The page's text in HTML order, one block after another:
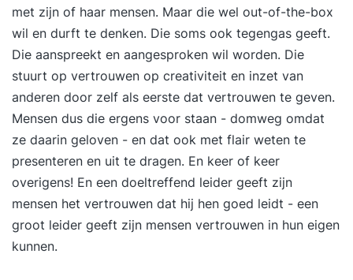
met zijn of haar mensen. Maar die wel out-of-the-box
wil en durft te denken. Die soms ook tegengas geeft.
Die aanspreekt en aangesproken wil worden. Die
stuurt op vertrouwen op creativiteit en inzet van
anderen door zelf als eerste dat vertrouwen te geven.
Mensen dus die ergens voor staan - domweg omdat
ze daarin geloven - en dat ook met flair weten te
presenteren en uit te dragen. En keer of keer
overigens! En een doeltreffend leider geeft zijn
mensen het vertrouwen dat hij hen goed leidt - een
groot leider geeft zijn mensen vertrouwen in hun eigen
kunnen.